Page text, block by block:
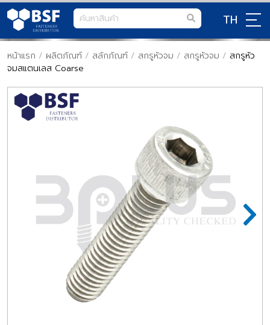
TH
หน้าแรก / ผลิตภัณฑ์ / สลักภัณฑ์ / สกรูหัวจม / สกรูหัวจม / สกรูหัว
จมสแตนเลส Coarse